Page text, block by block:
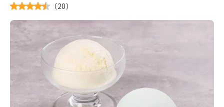
（20）